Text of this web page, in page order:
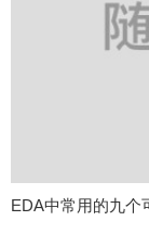
EDA中常用的九个